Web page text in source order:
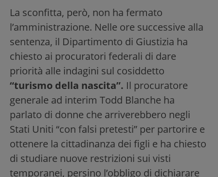
La sconfitta, però, non ha fermato
l’amministrazione. Nelle ore successive alla
sentenza, il Dipartimento di Giustizia ha
chiesto ai procuratori federali di dare
priorità alle indagini sul cosiddetto
“turismo della nascita”. Il procuratore
generale ad interim Todd Blanche ha
parlato di donne che arriverebbero negli
Stati Uniti “con falsi pretesti” per partorire e
ottenere la cittadinanza dei figli e ha chiesto
di studiare nuove restrizioni sui visti
temporanei, persino l’obbligo di dichiarare